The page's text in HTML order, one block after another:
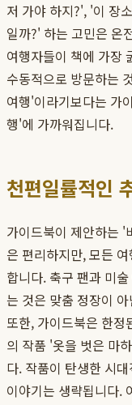
저 가야 하지?', '이 장
일까?' 하는 고민은 온
여행자들이 책에 가장
수동적으로 방문하는
여행'이라기보다는 가
행'에 가까워집니다.
천편일률적인
가이드북이 제안하는 '
은 편리하지만, 모든
합니다. 축구 팬과 미
는 것은 맞춤 정장이
또한, 가이드북은 한
의 작품 '옷을 벗은 마
다. 작품이 탄생한 시
이야기는 생략됩니다.